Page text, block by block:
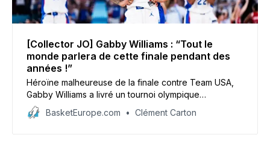
[Collector JO] Gabby Williams : “Tout le
monde parlera de cette finale pendant des
années !”
Héroïne malheureuse de la finale contre Team USA,
Gabby Williams a livré un tournoi olympique
fantastique récompensé par le trophée de meilleur
défenseur et une sélection dans le cinq idéal. Pour
BasketEurope.com Clément Carton